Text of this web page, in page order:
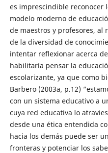
es imprescindible reconocer
modelo moderno de
de maestros y profesores, al
de la diversidad de
intentar reflexionar acerca
habilitaría pensar la
escolarizante, ya que como
Barbero (2003a, p.12)
con un sistema educativo a
cuya red educativa lo
desde una ética entendida
hacia los demás puede ser
fronteras y potenciar los